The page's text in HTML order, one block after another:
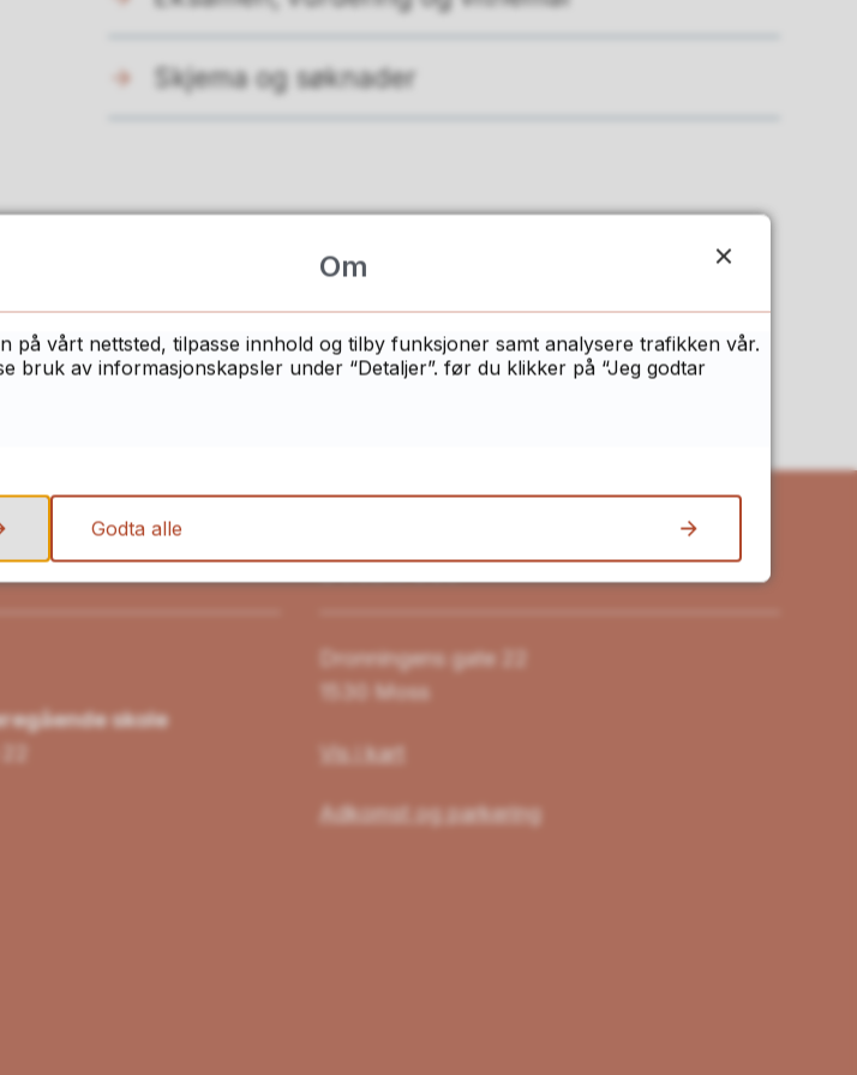
Skjema og søknader
etter på denne siden?
Nei
skole
Besøk oss
Dronningens gate 22
1530 Moss
Vis i kart
Adkomst og parkering
Om
vårt nettsted, tilpasse innhold og tilby funksjoner samt analysere trafikken vår.
bruk av informasjonskapsler under “Detaljer”. før du klikker på “Jeg godtar
Godta alle